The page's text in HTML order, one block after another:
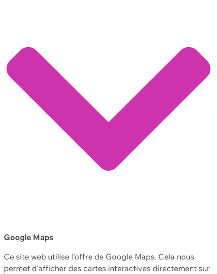
Google Maps
Ce site web utilise l'offre de Google Maps. Cela nous
permet d'afficher des cartes interactives directement sur